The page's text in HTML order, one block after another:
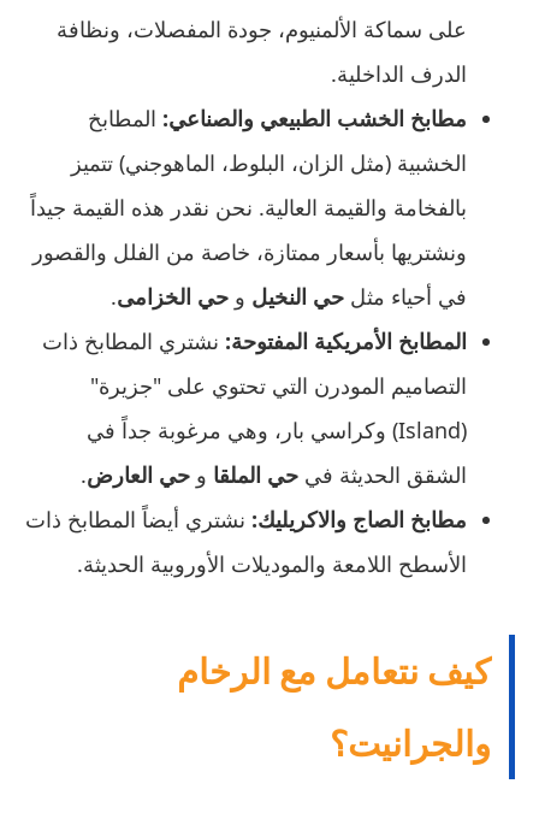
على سماكة الألمنيوم، جودة المفصلات، ونظافة
الدرف الداخلية.
مطابخ الخشب الطبيعي والصناعي: المطابخ
الخشبية (مثل الزان، البلوط، الماهوجني) تتميز
بالفخامة والقيمة العالية. نحن نقدر هذه القيمة جيداً
ونشتريها بأسعار ممتازة، خاصة من الفلل والقصور
في أحياء مثل حي النخيل و حي الخزامى.
المطابخ الأمريكية المفتوحة: نشتري المطابخ ذات
التصاميم المودرن التي تحتوي على "جزيرة"
(Island) وكراسي بار، وهي مرغوبة جداً في
الشقق الحديثة في حي الملقا و حي العارض.
مطابخ الصاج والاكريليك: نشتري أيضاً المطابخ ذات
الأسطح اللامعة والموديلات الأوروبية الحديثة.
كيف نتعامل مع الرخام
والجرانيت؟